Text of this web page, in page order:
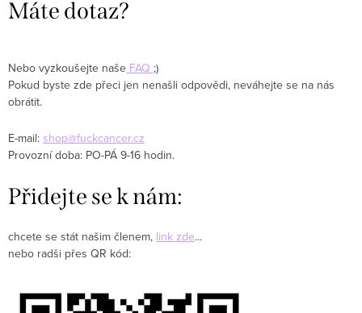
Máte dotaz?
Nebo vyzkoušejte naše FAQ ;)
Pokud byste zde přeci jen nenašli odpovědi, neváhejte se na nás
obrátit.
E-mail: shop@fuckcancer.cz
Provozní doba: PO-PÁ 9-16 hodin.
Přidejte se k nám:
chcete se stát našim členem, link zde...
nebo radši přes QR kód: